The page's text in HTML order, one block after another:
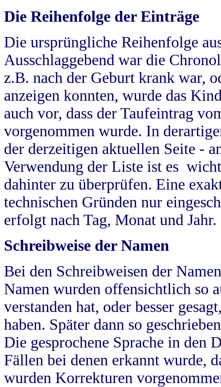
Die Reihenfolge der Einträge
Die ursprüngliche Reihenfolge
Ausschlaggebend war die
z.B. nach der Geburt krank war,
anzeigen konnten, wurde das
auch vor, dass der Taufeintrag
vorgenommen wurde. In
der derzeitigen aktuellen Seite -
Verwendung der Liste ist es
dahinter zu überprüfen. Eine
technischen Gründen nur
erfolgt nach Tag, Monat und Jahr.
Schreibweise der Namen
Bei den Schreibweisen der
Namen wurden offensichtlich so
verstanden hat, oder besser
haben. Später dann so
Die gesprochene Sprache in
Fällen bei denen erkannt wurde,
wurden Korrekturen